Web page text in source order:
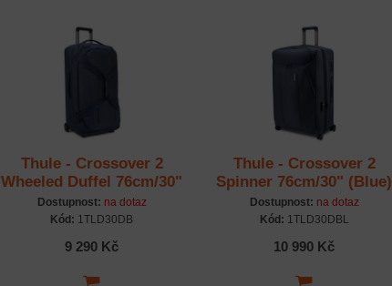
Thule - Crossover 2
Wheeled Duffel 76cm/30"
C2WD30 - modrý
Dostupnost: na dotaz
Kód: 1TLD30DB
9 290 Kč
Thule - Crossover 2
Spinner 76cm/30" (Blue)
Dostupnost: na dotaz
Kód: 1TLD30DBL
10 990 Kč